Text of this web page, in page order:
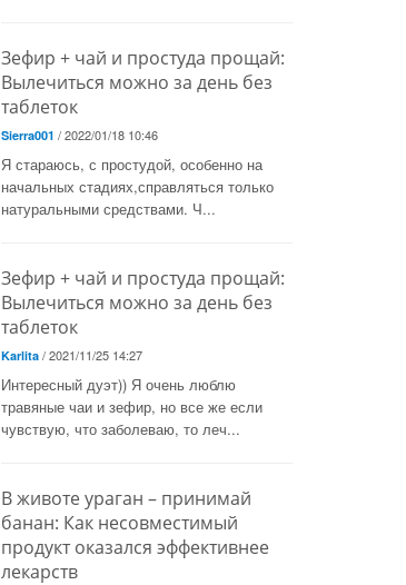
Зефир + чай и простуда прощай:
Вылечиться можно за день без
таблеток
Sierra001 / 2022/01/18 10:46
Я стараюсь, с простудой, особенно на
начальных стадиях,справляться только
натуральными средствами. Ч...
Зефир + чай и простуда прощай:
Вылечиться можно за день без
таблеток
Karlita / 2021/11/25 14:27
Интересный дуэт)) Я очень люблю
травяные чаи и зефир, но все же если
чувствую, что заболеваю, то леч...
В животе ураган – принимай
банан: Как несовместимый
продукт оказался эффективнее
лекарств